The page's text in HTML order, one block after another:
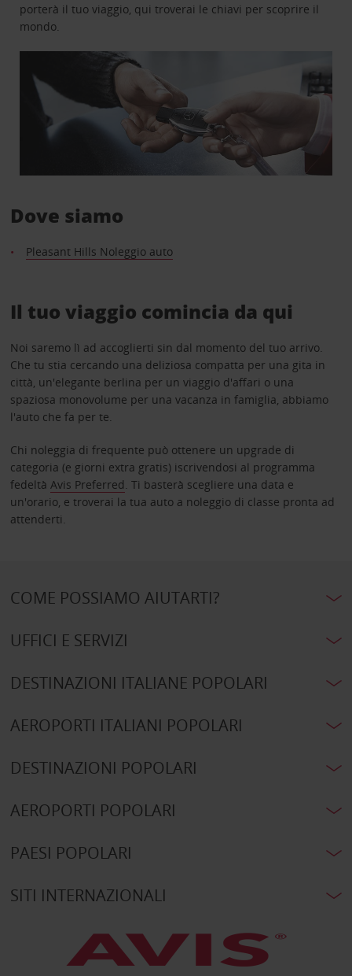
porterà il tuo viaggio, qui troverai le chiavi per scoprire il
mondo.
Dove siamo
Pleasant Hills Noleggio auto
Il tuo viaggio comincia da qui
Noi saremo lì ad accoglierti sin dal momento del tuo arrivo.
Che tu stia cercando una deliziosa compatta per una gita in
città, un'elegante berlina per un viaggio d'affari o una
spaziosa monovolume per una vacanza in famiglia, abbiamo
l'auto che fa per te.
Chi noleggia di frequente può ottenere un upgrade di
categoria (e giorni extra gratis) iscrivendosi al programma
fedeltà Avis Preferred. Ti basterà scegliere una data e
un'orario, e troverai la tua auto a noleggio di classe pronta ad
attenderti.
COME POSSIAMO AIUTARTI?
UFFICI E SERVIZI
DESTINAZIONI ITALIANE POPOLARI
AEROPORTI ITALIANI POPOLARI
DESTINAZIONI POPOLARI
AEROPORTI POPOLARI
PAESI POPOLARI
SITI INTERNAZIONALI